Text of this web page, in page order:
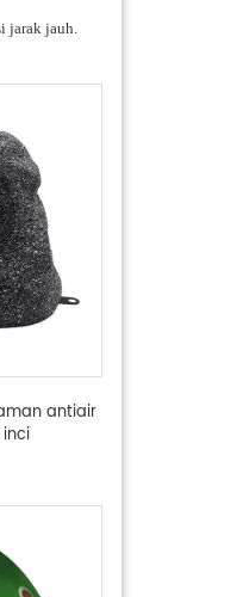
jarak jauh.
antiair